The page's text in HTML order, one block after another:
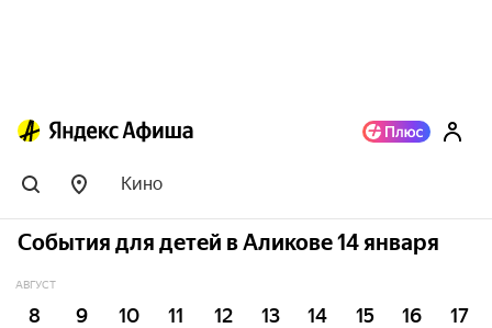
Кино
События для детей в Аликове 14 января
АВГУСТ
8 9 10 11 12 13 14 15 16 17